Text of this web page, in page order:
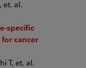
et. al.
specific
cancer
T, et. al.